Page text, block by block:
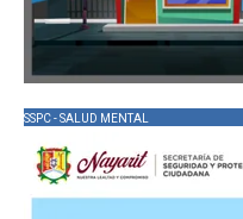
SSPC - SALUD MENTAL